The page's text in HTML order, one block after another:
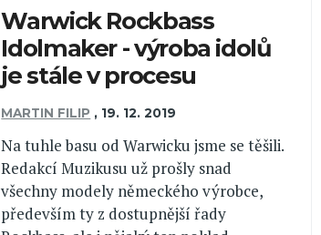
Warwick Rockbass
Idolmaker - výroba idolů
je stále v procesu
MARTIN FILIP , 19. 12. 2019
Na tuhle basu od Warwicku jsme se těšili.
Redakcí Muzikusu už prošly snad
všechny modely německého výrobce,
především ty z dostupnější řady